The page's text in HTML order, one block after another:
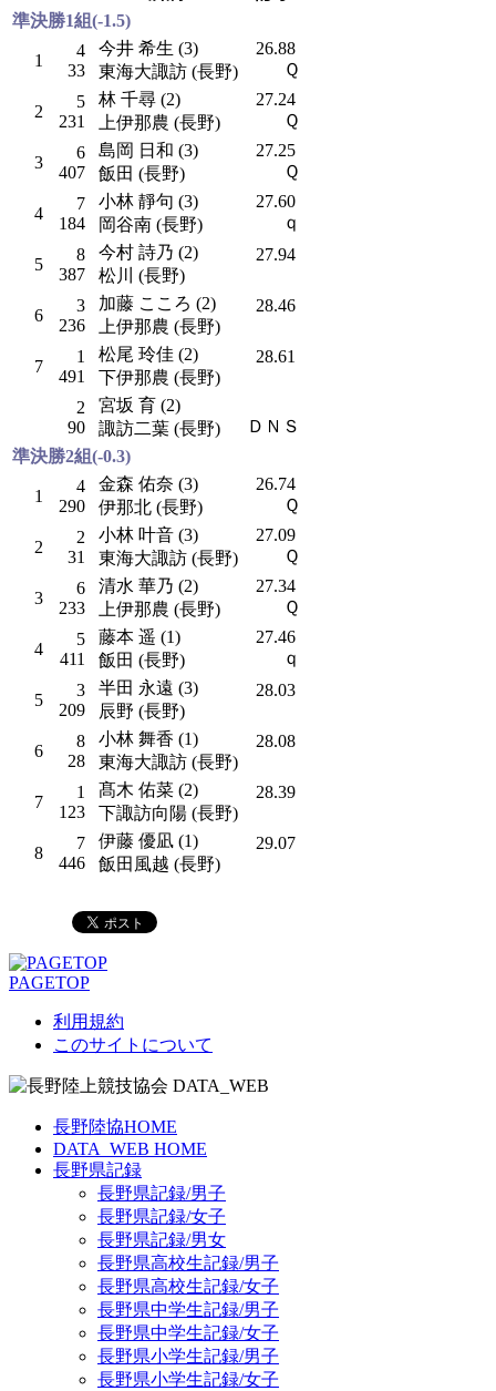
準決勝1組(-1.5)
1
4
33
今井 希生 (3)
東海大諏訪 (長野)
26.88
Ｑ
2
5
231
林 千尋 (2)
上伊那農 (長野)
27.24
Ｑ
3
6
407
島岡 日和 (3)
飯田 (長野)
27.25
Ｑ
4
7
184
小林 靜句 (3)
岡谷南 (長野)
27.60
ｑ
5
8
387
今村 詩乃 (2)
松川 (長野)
27.94
6
3
236
加藤 こころ (2)
上伊那農 (長野)
28.46
7
1
491
松尾 玲佳 (2)
下伊那農 (長野)
28.61
2
90
宮坂 育 (2)
諏訪二葉 (長野)
ＤＮＳ
準決勝2組(-0.3)
1
4
290
金森 佑奈 (3)
伊那北 (長野)
26.74
Ｑ
2
2
31
小林 叶音 (3)
東海大諏訪 (長野)
27.09
Ｑ
3
6
233
清水 華乃 (2)
上伊那農 (長野)
27.34
Ｑ
4
5
411
藤本 遥 (1)
飯田 (長野)
27.46
ｑ
5
3
209
半田 永遠 (3)
辰野 (長野)
28.03
6
8
28
小林 舞香 (1)
東海大諏訪 (長野)
28.08
7
1
123
髙木 佑菜 (2)
下諏訪向陽 (長野)
28.39
8
7
446
伊藤 優凪 (1)
飯田風越 (長野)
29.07
PAGETOP
利用規約
このサイトについて
長野陸協HOME
DATA_WEB HOME
長野県記録
長野県記録/男子
長野県記録/女子
長野県記録/男女
長野県高校生記録/男子
長野県高校生記録/女子
長野県中学生記録/男子
長野県中学生記録/女子
長野県小学生記録/男子
長野県小学生記録/女子